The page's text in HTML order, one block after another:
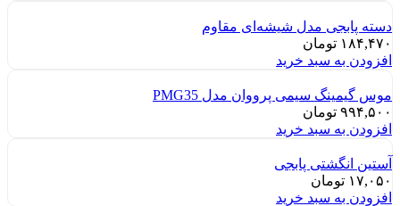
دسته پابجی مدل شیشه‌ای مقاوم
۱۸۴,۴۷۰ تومان
افزودن به سبد خرید
موس گیمینگ سیمی پرووان مدل PMG35
۹۹۴,۵۰۰ تومان
افزودن به سبد خرید
آستین انگشتی پابجی
۱۷,۰۵۰ تومان
افزودن به سبد خرید